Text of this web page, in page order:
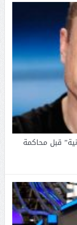
قبل محاكمة